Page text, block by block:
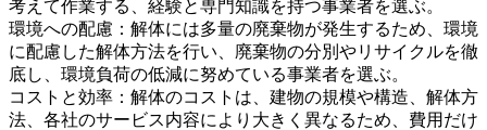
考えて作業する、経験と専門知識を持つ事業者を選ぶ。
環境への配慮：解体には多量の廃棄物が発生するため、環境
に配慮した解体方法を行い、廃棄物の分別やリサイクルを徹
底し、環境負荷の低減に努めている事業者を選ぶ。
コストと効率：解体のコストは、建物の規模や構造、解体方
法、各社のサービス内容により大きく異なるため、費用だけ